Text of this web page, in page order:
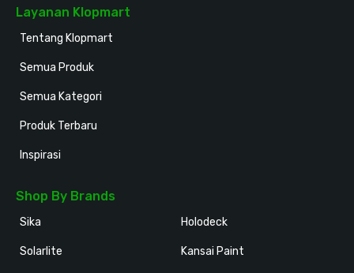
Layanan Klopmart
Tentang Klopmart
Semua Produk
Semua Kategori
Produk Terbaru
Inspirasi
Shop By Brands
Sika
Solarlite
Holodeck
Kansai Paint